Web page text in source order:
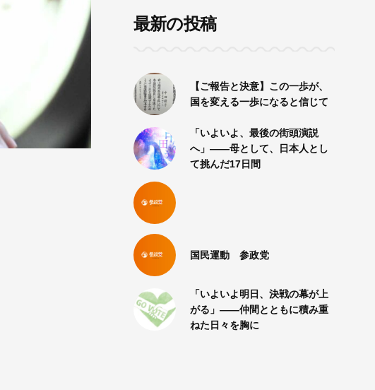
最新の投稿
【ご報告と決意】この一歩が、
国を変える一歩になると信じて
「いよいよ、最後の街頭演説
へ」――母として、日本人とし
て挑んだ17日間
国民運動 参政党
「いよいよ明日、決戦の幕が上
がる」――仲間とともに積み重
ねた日々を胸に